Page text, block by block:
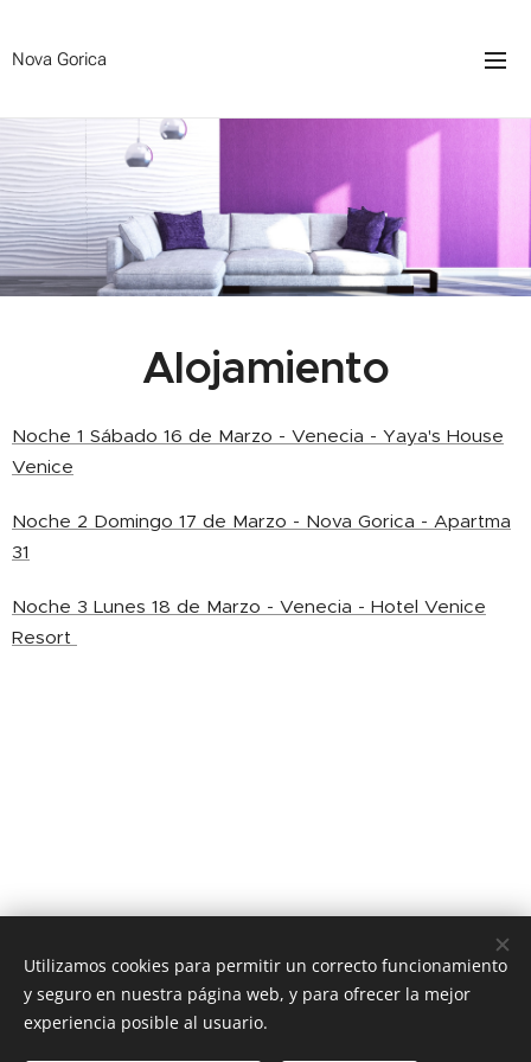
Nova Gorica
Alojamiento
Noche 1 Sábado 16 de Marzo - Venecia - Yaya's House
Venice
Noche 2 Domingo 17 de Marzo - Nova Gorica - Apartma
31
Noche 3 Lunes 18 de Marzo - Venecia - Hotel Venice
Resort
Utilizamos cookies para permitir un correcto funcionamiento
y seguro en nuestra página web, y para ofrecer la mejor
experiencia posible al usuario.